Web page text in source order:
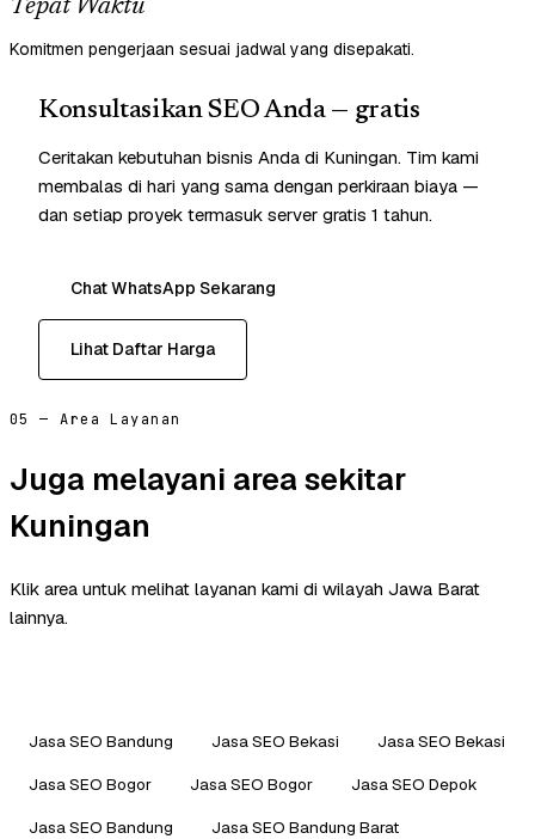
Tepat Waktu
Komitmen pengerjaan sesuai jadwal yang disepakati.
Konsultasikan SEO Anda — gratis
Ceritakan kebutuhan bisnis Anda di Kuningan. Tim kami
membalas di hari yang sama dengan perkiraan biaya —
dan setiap proyek termasuk server gratis 1 tahun.
Chat WhatsApp Sekarang
Lihat Daftar Harga
05 — Area Layanan
Juga melayani area sekitar
Kuningan
Klik area untuk melihat layanan kami di wilayah Jawa Barat
lainnya.
Jasa SEO Bandung Jasa SEO Bekasi
Jasa SEO Bekasi
Jasa SEO Bogor
Jasa SEO Bogor
Jasa SEO Depok
Jasa SEO Bandung
Jasa SEO Bandung Barat